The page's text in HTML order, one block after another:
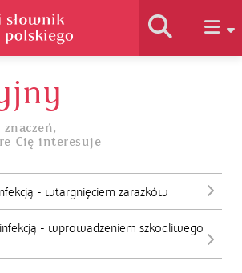
Historia słownika
Jak korzystać
Podstawy naukowe
Autorzy
Cię interesuje
- wtargnięciem zarazków
- wprowadzeniem szkodliwego